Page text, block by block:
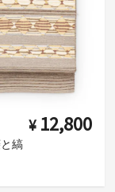
¥ 12,800
縞